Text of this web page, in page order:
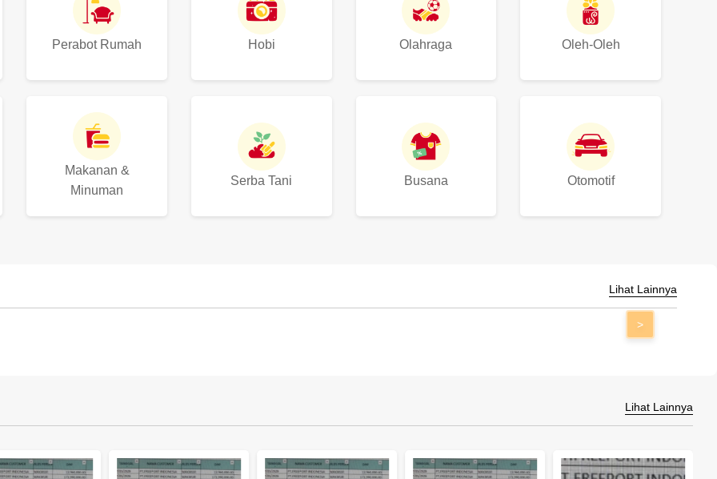
Perabot Rumah Hobi Olahraga Oleh-Oleh
Makanan &
Minuman
Serba Tani Busana Otomotif
Lihat Lainnya
>
Lihat Lainnya